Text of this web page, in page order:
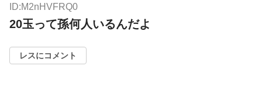
ID:M2nHVFRQ0
20玉って孫何人いるんだよ
レスにコメント